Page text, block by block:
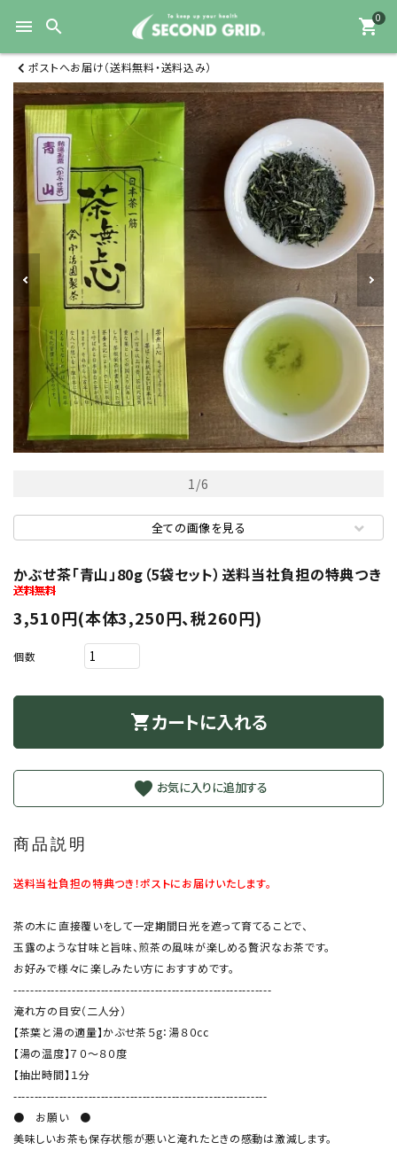
menu search 0
shopping_cart
ポストへお届け（送料無料・送料込み）
1/6
全ての画像を見る
かぶせ茶「青山」80g（5袋セット）送料当社負担の特典つき
3,510円(本体3,250円、税260円)
個数
shopping_cartカートに入れる
favorite
商品説明
送料当社負担の特典つき！ポストにお届けいたします。
茶の木に直接覆いをして一定期間日光を遮って育てることで、
玉露のような甘味と旨味、煎茶の風味が楽しめる贅沢なお茶です。
お好みで様々に楽しみたい方におすすめです。
--------------------------------------------------------------
淹れ方の目安（二人分）
【茶葉と湯の適量】かぶせ茶５g：湯８０cc
【湯の温度】７０～８０度
【抽出時間】１分
-------------------------------------------------------------
● お願い ●
美味しいお茶も保存状態が悪いと淹れたときの感動は激減します。